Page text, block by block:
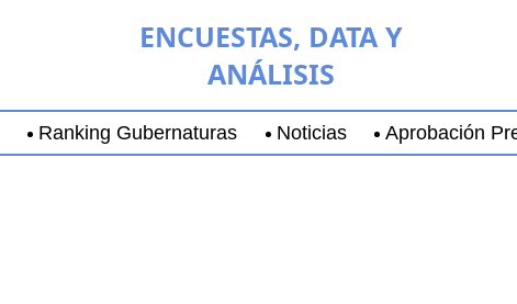
ENCUESTAS, DATA Y
ANÁLISIS
Ranking Gubernaturas Noticias Aprobación